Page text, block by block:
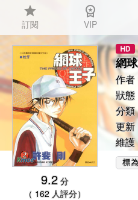
star
訂閱
workspace_premium
VIP
9.2 分
（ 162 人評分）
網
作者
狀
分類
更
維護